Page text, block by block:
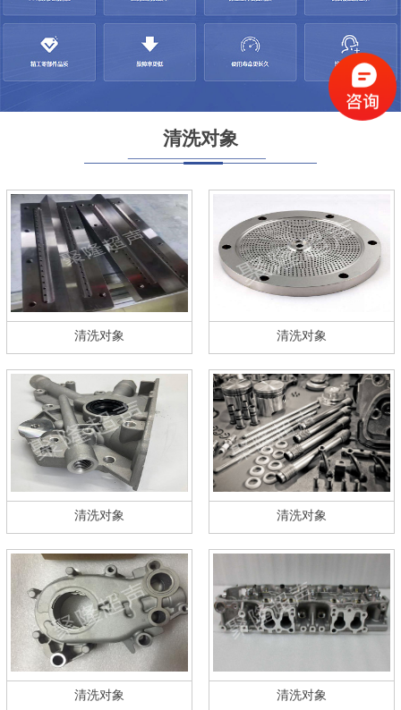
清洗对象
清洗对象 清洗对象
清洗对象 清洗对象
清洗对象 清洗对象